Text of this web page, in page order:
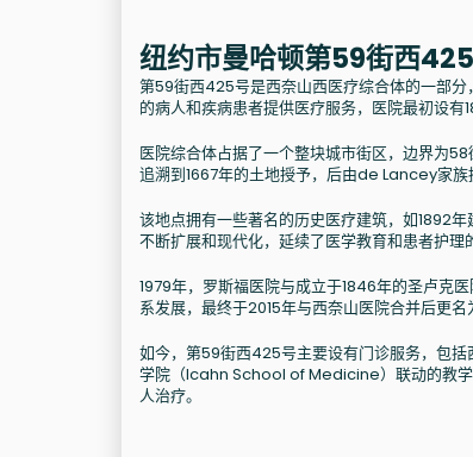
纽约市曼哈顿第59街西
第59街西425号是西奈山西医疗综合体的一部分
的病人和疾病患者提供医疗服务，医院最初设有
医院综合体占据了一个整块城市街区，边界为
追溯到1667年的土地授予，后由de Lancey家族
该地点拥有一些著名的历史医疗建筑，如1892
不断扩展和现代化，延续了医学教育和患者护理
1979年，罗斯福医院与成立于1846年的圣卢克
系发展，最终于2015年与西奈山医院合并后更名
如今，第59街西425号主要设有门诊服务，包
学院（Icahn School of Medicine）联动的教学
人治疗。